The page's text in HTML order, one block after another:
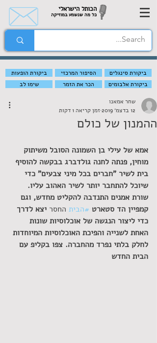
הכותל הישראלי
כל מה שנשמע במוזיקה
ביקורת הופעות הסיפור המרכזי
ביקורת סינגלים
שימו לב
הכר את הזמר ביקורת אלבומים
ההמנון של כולם
שחר אמאנו
12 בדצמ׳ 2019
זמן קריאה 1 דקות
אמא של עילי בן השמונה הסובל משיתוק
מוחין, פנתה לחנה גולדברג בבקשה להוסיף
בית לשיר "חברים בכל מיני צבעים" כדי
שיוכל להתחבר יותר לשיר האהוב עליו.
שורת אמנים התנדבה להקליט מחדש, וגם
קמפיין הד סטארט #הבית החסר יצא לדרך
כדי ליצור הנגשה של אוכלוסיות שונות
האחת לשנייה והפיכת האוכלוסיות המיוחדות
לחלק בלתי נפרד מהחברה. צפו בקליפ עם
הבית החדש